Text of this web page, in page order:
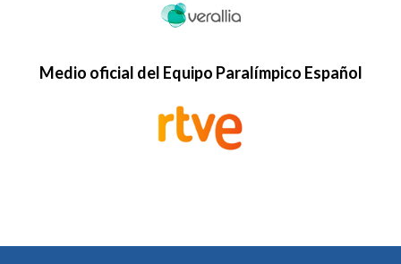
Medio oficial del Equipo Paralímpico Español